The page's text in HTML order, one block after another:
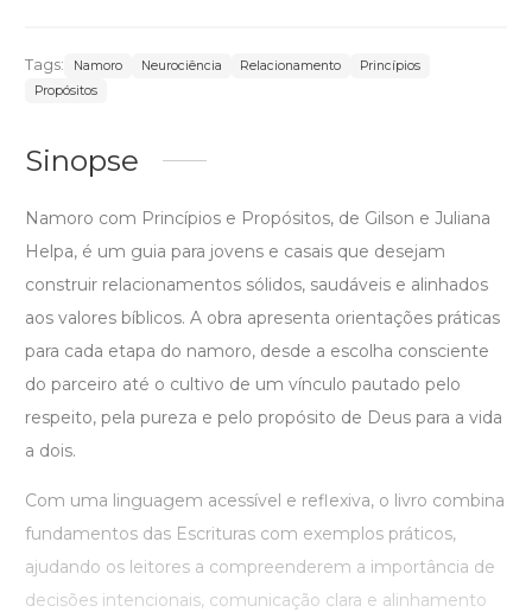
Tags: Namoro Neurociência Relacionamento
Princípios
Propósitos
Sinopse
Namoro com Princípios e Propósitos, de Gilson e Juliana
Helpa, é um guia para jovens e casais que desejam
construir relacionamentos sólidos, saudáveis e alinhados
aos valores bíblicos. A obra apresenta orientações práticas
para cada etapa do namoro, desde a escolha consciente
do parceiro até o cultivo de um vínculo pautado pelo
respeito, pela pureza e pelo propósito de Deus para a vida
a dois.
Com uma linguagem acessível e reflexiva, o livro combina
fundamentos das Escrituras com exemplos práticos,
ajudando os leitores a compreenderem a importância de
decisões intencionais, comunicação clara e alinhamento